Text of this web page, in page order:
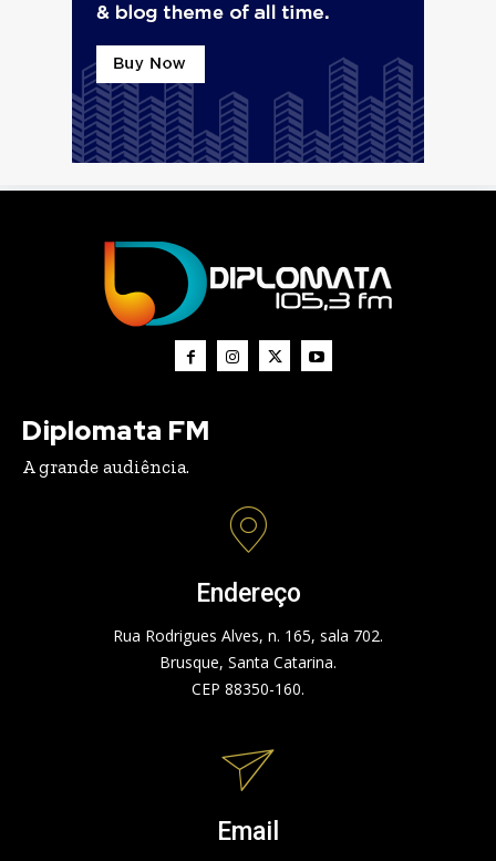
Diplomata FM
A grande audiência.
Endereço
Rua Rodrigues Alves, n. 165, sala 702.
Brusque, Santa Catarina.
CEP 88350-160.
Email